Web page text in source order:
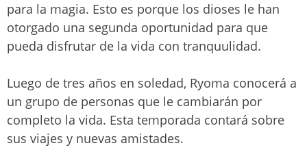
para la magia. Esto es porque los dioses le han
otorgado una segunda oportunidad para que
pueda disfrutar de la vida con tranquulidad.
Luego de tres años en soledad, Ryoma conocerá a
un grupo de personas que le cambiarán por
completo la vida. Esta temporada contará sobre
sus viajes y nuevas amistades.